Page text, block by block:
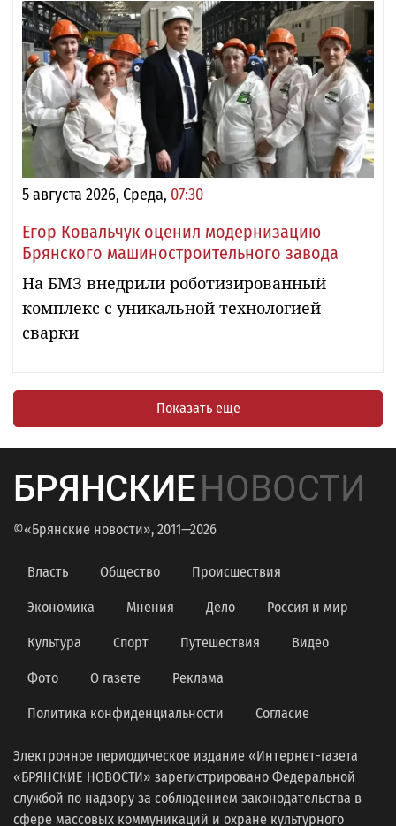
5 августа 2026, Среда, 07:30
Егор Ковальчук оценил модернизацию
Брянского машиностроительного завода
На БМЗ внедрили роботизированный
комплекс с уникальной технологией
сварки
Показать еще
БРЯНСКИЕНОВОСТИ
©«Брянские новости», 2011—2026
Власть Общество Происшествия
Экономика Мнения Дело Россия и мир
Культура Спорт Путешествия Видео
Фото О газете Реклама
Политика конфиденциальности Согласие
Электронное периодическое издание «Интернет-газета
«БРЯНСКИЕ НОВОСТИ» зарегистрировано Федеральной
службой по надзору за соблюдением законодательства в
сфере массовых коммуникаций и охране культурного